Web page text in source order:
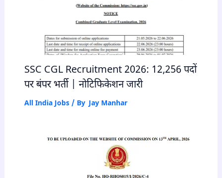
SSC CGL Recruitment 2026: 12,256 पदों
पर बंपर भर्ती | नोटिफिकेशन जारी
All India Jobs/ By Jay Manhar